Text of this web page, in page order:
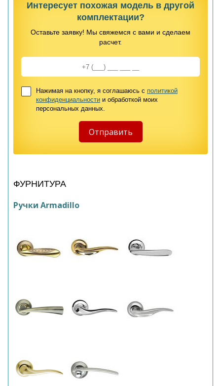
Интересует похожая модель в другой
комплектации?
Оставьте заявку! Мы свяжемся с вами и сделаем
расчет.
Нажимая на кнопку, я соглашаюсь с политикой
конфиденциальности и обработкой моих
персональных данных.
ФУРНИТУРА
Ручки Armadillo